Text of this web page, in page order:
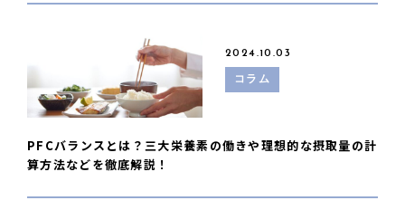
2024.10.03
コラム
PFCバランスとは？三大栄養素の働きや理想的な摂取量の計
算方法などを徹底解説！